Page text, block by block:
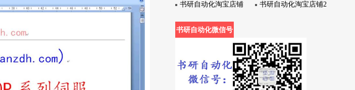
书研自动化淘宝店铺 书研自动化淘宝店铺2
书研自动化微信号